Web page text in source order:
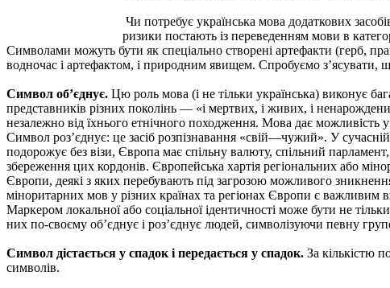
Чи потребує українська мова додаткових
ризики постають із переведенням мови в
Символами можуть бути як спеціально створені артефакти (герб,
водночас і артефактом, і природним явищем. Спробуємо з’ясувати,
Символ об’єднує. Цю роль мова (і не тільки українська) виконує
представників різних поколінь — «і мертвих, і живих, і
незалежно від їхнього етнічного походження. Мова дає можливість
Символ роз’єднує: це засіб розпізнавання «свій—чужий». У
подорожує без візи, Європа має спільну валюту, спільний
збереження цих кордонів. Європейська хартія регіональних або
Європи, деякі з яких перебувають під загрозою можливого
міноритарних мов у різних країнах та регіонах Європи є важливим
Маркером локальної або соціальної ідентичності може бути не
них по-своєму об’єднує і роз’єднує людей, символізуючи певну
Символ дістається у спадок і передається у спадок. За кількістю
символів.